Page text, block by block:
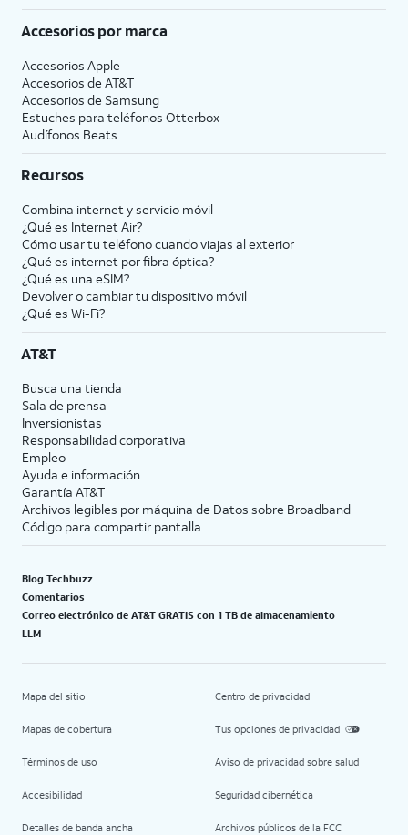
Accesorios por marca
Accesorios Apple
Accesorios de AT&T
Accesorios de Samsung
Estuches para teléfonos Otterbox
Audífonos Beats
Recursos
Combina internet y servicio móvil
¿Qué es Internet Air?
Cómo usar tu teléfono cuando viajas al exterior
¿Qué es internet por fibra óptica?
¿Qué es una eSIM?
Devolver o cambiar tu dispositivo móvil
¿Qué es Wi-Fi?
AT&T
Busca una tienda
Sala de prensa
Inversionistas
Responsabilidad corporativa
Empleo
Ayuda e información
Garantía AT&T
Archivos legibles por máquina de Datos sobre Broadband
Código para compartir pantalla
Blog Techbuzz
Comentarios
Correo electrónico de AT&T GRATIS con 1 TB de almacenamiento
LLM
Mapa del sitio
Mapas de cobertura
Términos de uso
Accesibilidad
Detalles de banda ancha
Centro de privacidad
Tus opciones de privacidad
Aviso de privacidad sobre salud
Seguridad cibernética
Archivos públicos de la FCC